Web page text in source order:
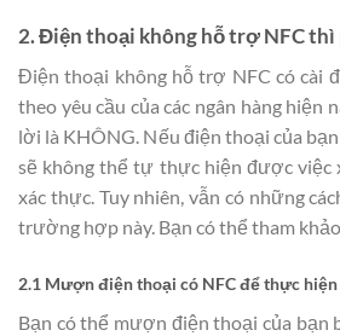
2. Điện thoại không hỗ trợ NFC thì
Điện thoại không hỗ trợ NFC có cài
theo yêu cầu của các ngân hàng hiện
lời là KHÔNG. Nếu điện thoại của
sẽ không thể tự thực hiện được việc
xác thực. Tuy nhiên, vẫn có những
trường hợp này. Bạn có thể tham
2.1 Mượn điện thoại có NFC để thực hiện
Bạn có thể mượn điện thoại của bạn